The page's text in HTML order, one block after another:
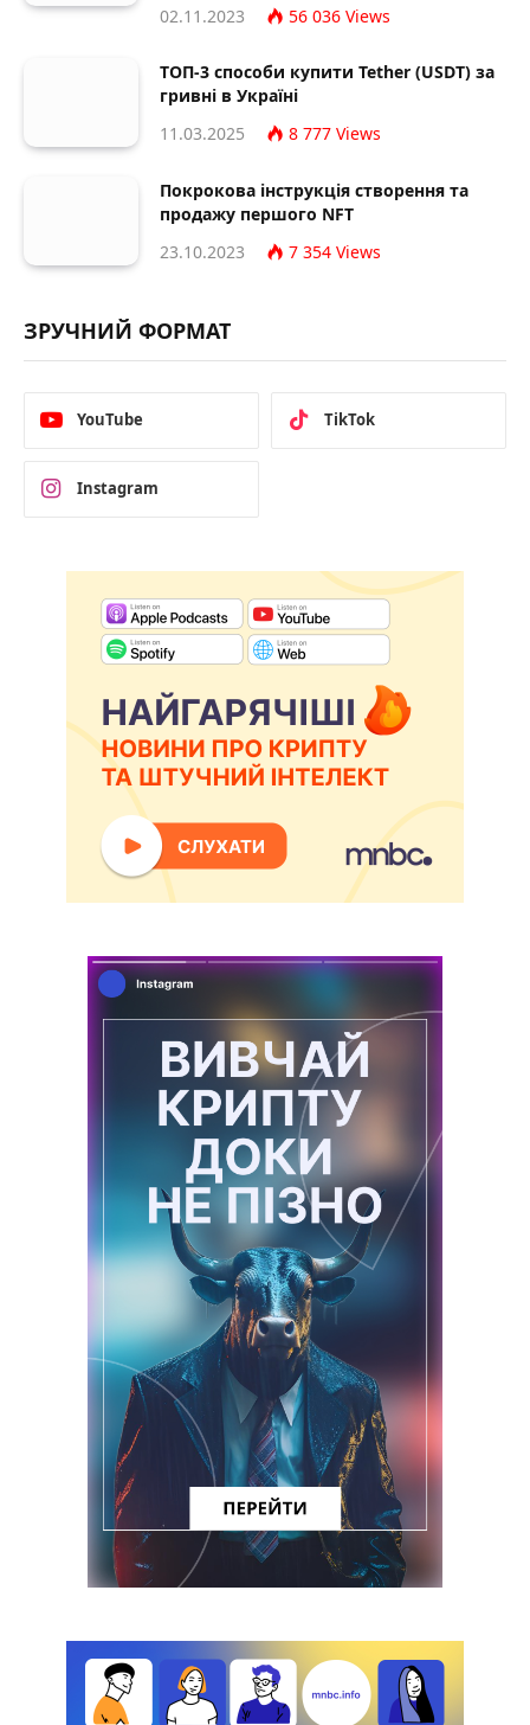
02.11.2023 56 036 Views
ТОП-3 способи купити Tether (USDT) за
гривні в Україні
11.03.2025
8 777 Views
Покрокова інструкція створення та
продажу першого NFT
23.10.2023
7 354 Views
ЗРУЧНИЙ ФОРМАТ
YouTube TikTok
Instagram